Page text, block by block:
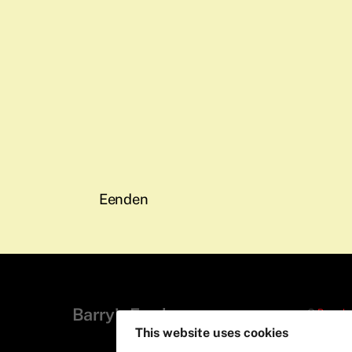
Eenden
Barry's Fun house ©Barry's
This website uses cookies